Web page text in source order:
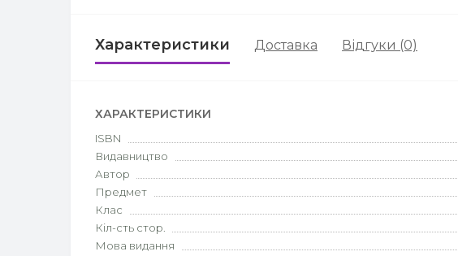
Характеристики Доставка Відгуки (0)
ХАРАКТЕРИСТИКИ
ISBN
Видавництво
Автор
Предмет
Клас
Кіл-сть стор.
Мова видання